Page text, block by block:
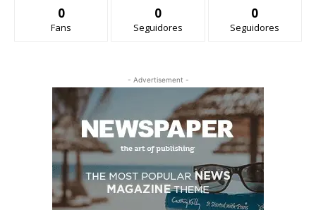
0
Fans
0
Seguidores
0
Seguidores
- Advertisement -